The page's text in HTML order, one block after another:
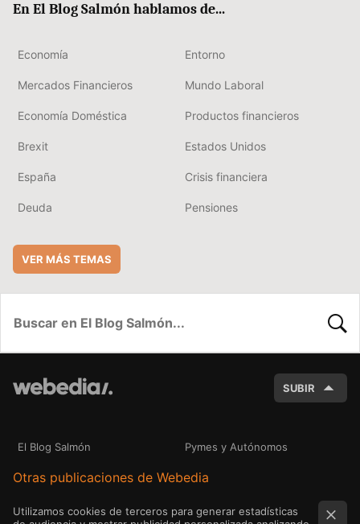
En El Blog Salmón hablamos de...
Economía Entorno
Mercados Financieros Mundo Laboral
Economía Doméstica Productos financieros
Brexit Estados Unidos
España Crisis financiera
Deuda Pensiones
VER MÁS TEMAS
SUBIR
El Blog Salmón Pymes y Autónomos
Otras publicaciones de Webedia
Utilizamos cookies de terceros para generar estadísticas